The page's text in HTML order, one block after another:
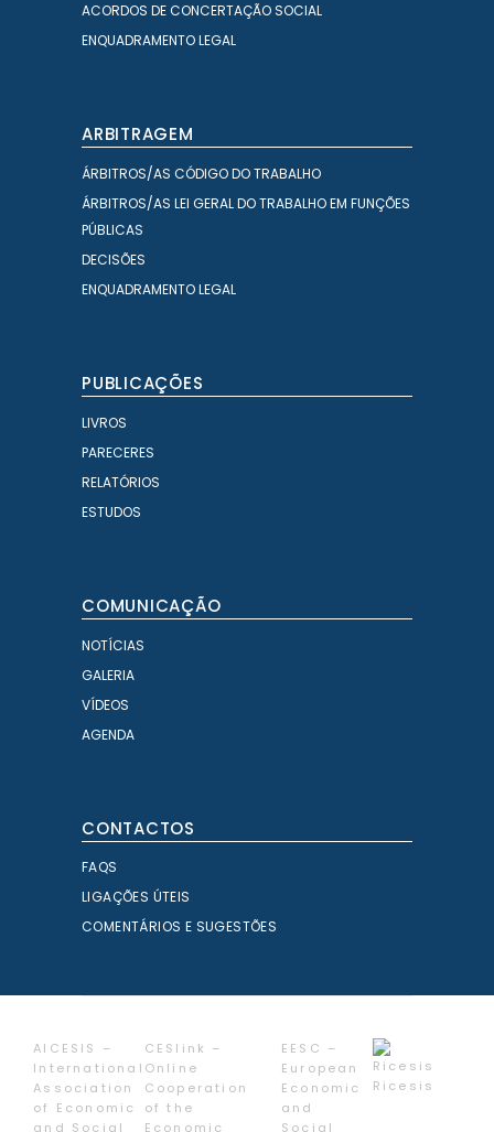
ACORDOS DE CONCERTAÇÃO SOCIAL
ENQUADRAMENTO LEGAL
ARBITRAGEM
ÁRBITROS/AS CÓDIGO DO TRABALHO
ÁRBITROS/AS LEI GERAL DO TRABALHO EM FUNÇÕES
PÚBLICAS
DECISÕES
ENQUADRAMENTO LEGAL
PUBLICAÇÕES
LIVROS
PARECERES
RELATÓRIOS
ESTUDOS
COMUNICAÇÃO
NOTÍCIAS
GALERIA
VÍDEOS
AGENDA
CONTACTOS
FAQS
LIGAÇÕES ÚTEIS
COMENTÁRIOS E SUGESTÕES
AICESIS –
International
Association
of Economic
and Social
CESlink –
Online
Cooperation
of the
Economic
EESC –
European
Economic
and
Social
Ricesis